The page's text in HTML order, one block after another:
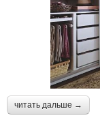
читать дальше →